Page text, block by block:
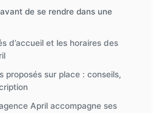
de se rendre dans une
d’accueil et les horaires des
proposés sur place : conseils,
April accompagne ses